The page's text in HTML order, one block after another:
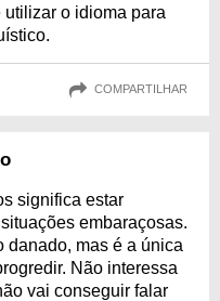
o idioma para
COMPARTILHAR
significa estar
embaraçosas.
danado, mas é a única
Não interessa
vai conseguir falar